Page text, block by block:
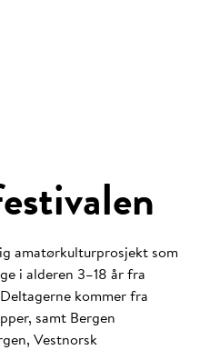
amatørkulturprosjekt som
i alderen 3–18 år fra
kommer fra
samt Bergen
Vestnorsk